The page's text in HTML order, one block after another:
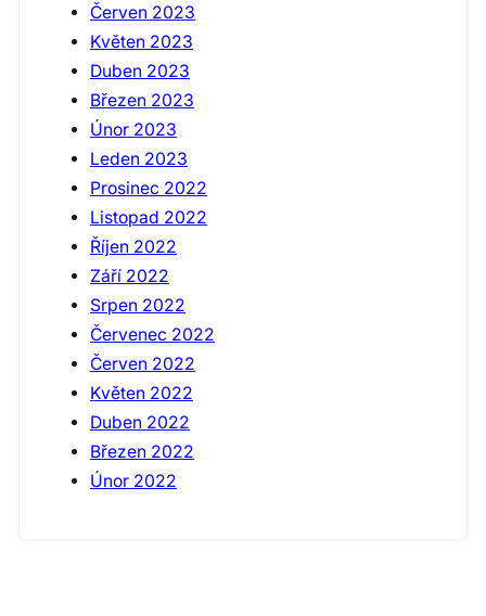
Červen 2023
Květen 2023
Duben 2023
Březen 2023
Únor 2023
Leden 2023
Prosinec 2022
Listopad 2022
Říjen 2022
Září 2022
Srpen 2022
Červenec 2022
Červen 2022
Květen 2022
Duben 2022
Březen 2022
Únor 2022